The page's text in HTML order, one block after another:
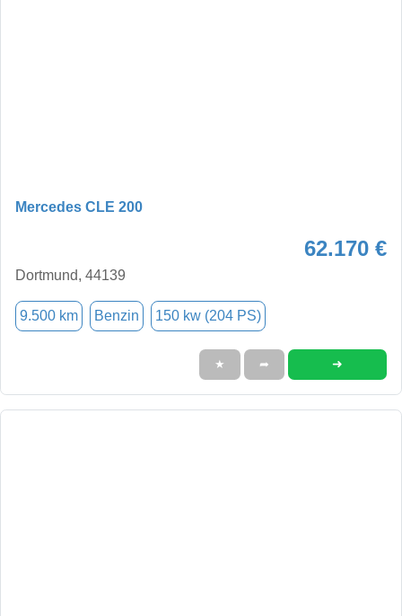
Mercedes CLE 200
62.170 €
Dortmund, 44139
9.500 km Benzin 150 kw (204 PS)
★ ➦ ➜